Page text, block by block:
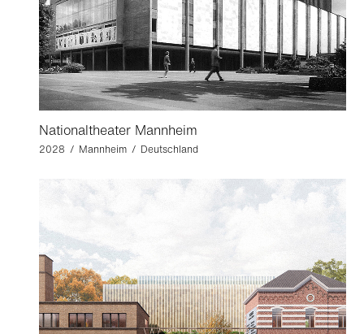
Nationaltheater Mannheim
2028 / Mannheim / Deutschland